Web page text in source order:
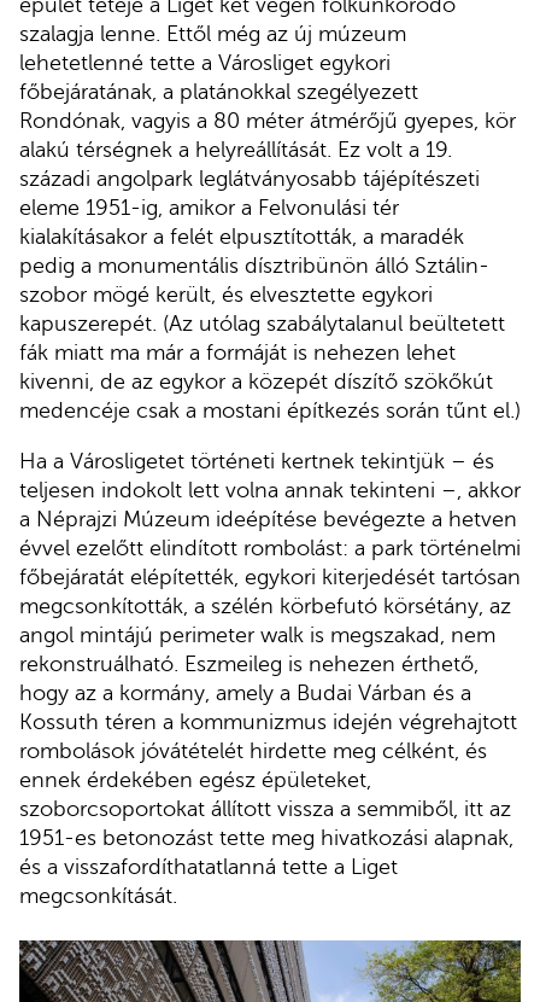
szalagja lenne. Ettől még az új múzeum
lehetetlenné tette a Városliget egykori
főbejáratának, a platánokkal szegélyezett
Rondónak, vagyis a 80 méter átmérőjű gyepes, kör
alakú térségnek a helyreállítását. Ez volt a 19.
századi angolpark leglátványosabb tájépítészeti
eleme 1951-ig, amikor a Felvonulási tér
kialakításakor a felét elpusztították, a maradék
pedig a monumentális dísztribünön álló Sztálin-
szobor mögé került, és elvesztette egykori
kapuszerepét. (Az utólag szabálytalanul beültetett
fák miatt ma már a formáját is nehezen lehet
kivenni, de az egykor a közepét díszítő szökőkút
medencéje csak a mostani építkezés során tűnt el.)
Ha a Városligetet történeti kertnek tekintjük – és
teljesen indokolt lett volna annak tekinteni –, akkor
a Néprajzi Múzeum ideépítése bevégezte a hetven
évvel ezelőtt elindított rombolást: a park történelmi
főbejáratát elépítették, egykori kiterjedését tartósan
megcsonkították, a szélén körbefutó körsétány, az
angol mintájú perimeter walk is megszakad, nem
rekonstruálható. Eszmeileg is nehezen érthető,
hogy az a kormány, amely a Budai Várban és a
Kossuth téren a kommunizmus idején végrehajtott
rombolások jóvátételét hirdette meg célként, és
ennek érdekében egész épületeket,
szoborcsoportokat állított vissza a semmiből, itt az
1951-es betonozást tette meg hivatkozási alapnak,
és a visszafordíthatatlanná tette a Liget
megcsonkítását.